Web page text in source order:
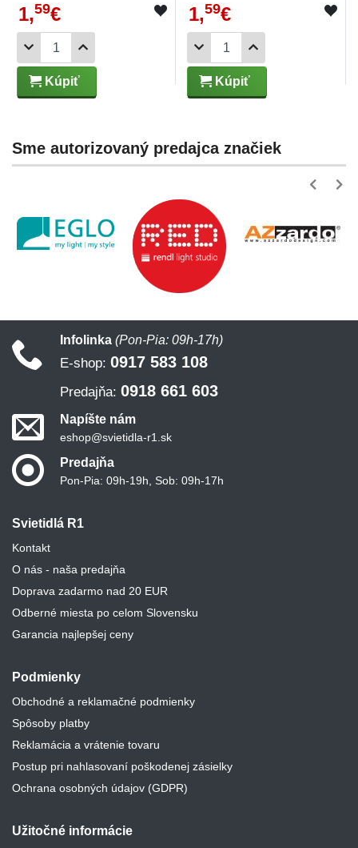
1,59€
Kúpiť
1,59€
Kúpiť
Sme autorizovaný predajca značiek
Svietidlá R1
Kontakt
O nás - naša predajňa
Doprava zadarmo nad 20 EUR
Odberné miesta po celom Slovensku
Garancia najlepšej ceny
Podmienky
Obchodné a reklamačné podmienky
Spôsoby platby
Reklamácia a vrátenie tovaru
Postup pri nahlasovaní poškodenej zásielky
Ochrana osobných údajov (GDPR)
Užitočné informácie
Infolinka (Pon-Pia: 09h-17h)
E-shop: 0917 583 108
Predajňa: 0918 661 603
Napíšte nám
eshop@svietidla-r1.sk
Predajňa
Pon-Pia: 09h-19h, Sob: 09h-17h